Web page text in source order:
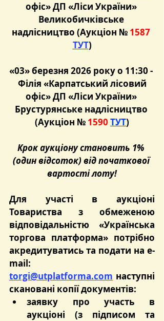
офіс» ДП «Ліси України»
Великобичківське
надлісництво (Аукціон № 1587
ТУТ)
«03» березня 2026 року о 11:30 -
Філія «Карпатський лісовий
офіс» ДП «Ліси України»
Брустурянське надлісництво
(Аукціон № 1590 ТУТ)
Крок аукціону становить 1%
(один відсоток) від початкової
вартості лоту!
Для участі в аукціоні
Товариства з обмеженою
відповідальністю «Українська
торгова платформа» потрібно
акредитуватись та подати на e-
torgi@utplatforma.com наступні
скановані копії документів:
заявку про участь в
аукціоні (з підписом та